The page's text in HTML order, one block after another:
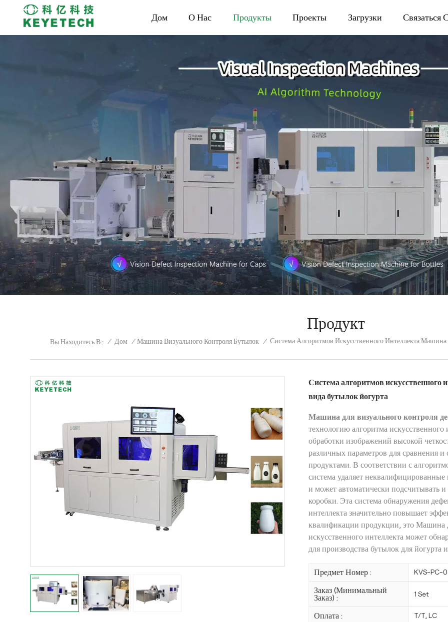
Дом О Нас Продукты Проекты Загрузки Связаться
Продукт
Вы Находитесь В : / Дом / Машина Визуального Контроля Бутылок / Система Алгоритмов Искусственного Интеллекта
Система алгоритмов
вида бутылок йогурта
Машина для визуального контроля
технологию алгоритма
обработки изображений высокой
различных параметров для сравнения
продуктами. В соответствии с
система удаляет
и может автоматически подсчитывать
коробки. Эта система обнаружения
интеллекта значительно повышает
квалификации продукции, это Машина
искусственного интеллекта может
для производства бутылок для
Предмет Номер : KVS-PC-
Заказ (Минимальный
Заказ) :
1 Set
Оплата : T/T, LC